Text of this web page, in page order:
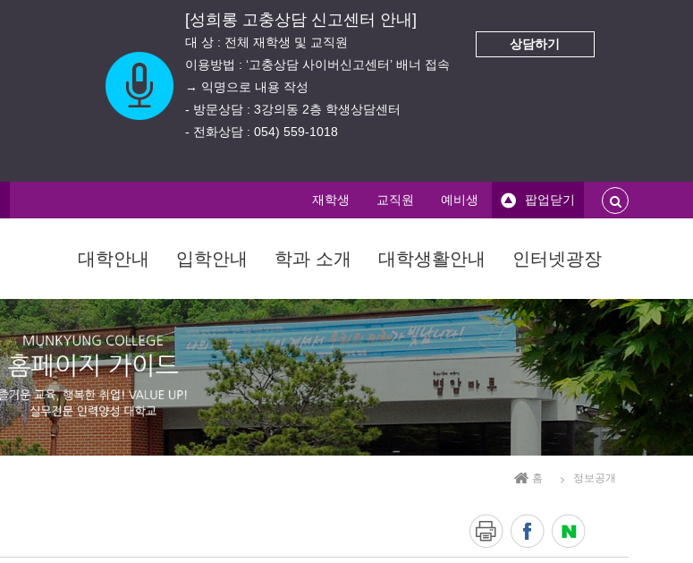
[성희롱 고충상담 신고센터 안내]
대 상 : 전체 재학생 및 교직원
이용방법 : ‘고충상담 사이버신고센터’ 배너 접속
→ 익명으로 내용 작성
- 방문상담 : 3강의동 2층 학생상담센터
- 전화상담 : 054) 559-1018
상담하기
재학생 교직원 예비생 팝업닫기
대학안내 입학안내 학과 소개 대학생활안내 인터넷광장
홈 정보공개